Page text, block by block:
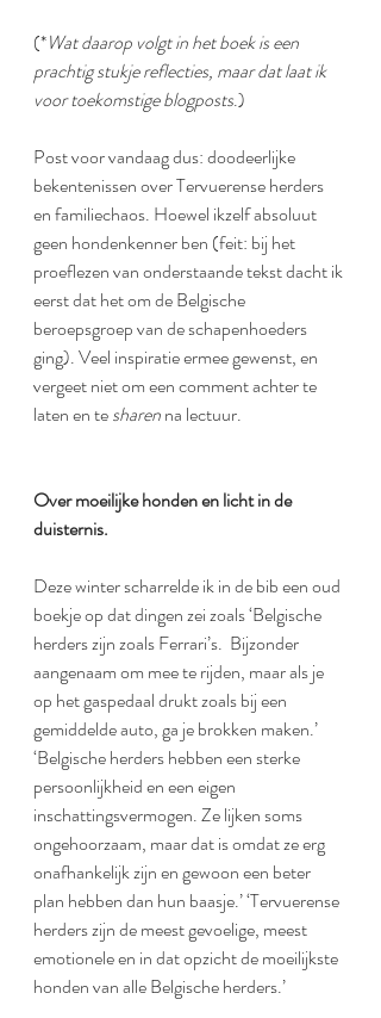
(*Wat daarop volgt in het boek is een
prachtig stukje reflecties, maar dat laat ik
voor toekomstige blogposts.)
Post voor vandaag dus: doodeerlijke
bekentenissen over Tervuerense herders
en familiechaos. Hoewel ikzelf absoluut
geen hondenkenner ben (feit: bij het
proeflezen van onderstaande tekst dacht ik
eerst dat het om de Belgische
beroepsgroep van de schapenhoeders
ging). Veel inspiratie ermee gewenst, en
vergeet niet om een comment achter te
laten en te sharen na lectuur.
Over moeilijke honden en licht in de
duisternis.
Deze winter scharrelde ik in de bib een oud
boekje op dat dingen zei zoals ‘Belgische
herders zijn zoals Ferrari’s.  Bijzonder
aangenaam om mee te rijden, maar als je
op het gaspedaal drukt zoals bij een
gemiddelde auto, ga je brokken maken.’
‘Belgische herders hebben een sterke
persoonlijkheid en een eigen
inschattingsvermogen. Ze lijken soms
ongehoorzaam, maar dat is omdat ze erg
onafhankelijk zijn en gewoon een beter
plan hebben dan hun baasje.’ ‘Tervuerense
herders zijn de meest gevoelige, meest
emotionele en in dat opzicht de moeilijkste
honden van alle Belgische herders.’